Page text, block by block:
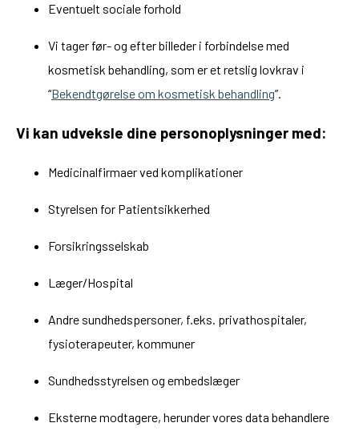
Eventuelt sociale forhold
Vi tager før- og efter billeder i forbindelse med
kosmetisk behandling, som er et retslig lovkrav i
“Bekendtgørelse om kosmetisk behandling”.
Vi kan udveksle dine personoplysninger med:
Medicinalfirmaer ved komplikationer
Styrelsen for Patientsikkerhed
Forsikringsselskab
Læger/Hospital
Andre sundhedspersoner, f.eks. privathospitaler,
fysioterapeuter, kommuner
Sundhedsstyrelsen og embedslæger
Eksterne modtagere, herunder vores data behandlere